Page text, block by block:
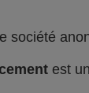
société
est